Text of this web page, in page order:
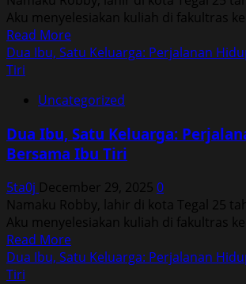
Aku menyelesiakan kuliah di fakultras
Read MoreRead
more
Ibu,
Keluarga:
Perjalanan
Bersama
Ibu
Tiri
Dua Ibu, Satu Keluarga: Perjalanan
Tiri
Uncategorized
Dua Ibu, Satu Keluarga:
Bersama Ibu Tiri
5ta0j December 29, 2025 0
Namaku Robby, lahir di kota Tegal 25
Aku menyelesiakan kuliah di fakultras
Read MoreRead
more
Dua Ibu, Satu Keluarga: Perjalanan
Tiri